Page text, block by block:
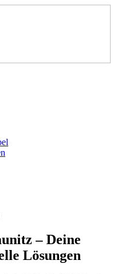
– Deine
Lösungen